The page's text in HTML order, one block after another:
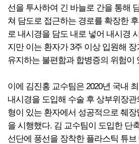
선을 투사하여 긴 바늘로 간을 통해
쳐 담도로 접근하는 경로를 확장한
로 내시경을 담도 내로 넣어 내시경
지만 이는 환자가 3주 이상 입원해
유지하는 불편함과 합병증의 위험이
이에 김진홍 교수팀은 2020년 국내
내시경을 도입해 수술 후 상부위장
형이 있는 환자에서 성공적으로 췌
을 시행했다. 김 교수팀이 도입한 단
선단에 풍선을 장착한 플라스틱 튜